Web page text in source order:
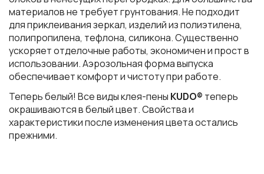
материалов не требует грунтования. Не подходит
для приклеивания зеркал, изделий из полиэтилена,
полипропилена, тефлона, силикона. Существенно
ускоряет отделочные работы, экономичен и прост в
использовании. Аэрозольная форма выпуска
обеспечивает комфорт и чистоту при работе.
Теперь белый! Все виды клея-пены KUDO® теперь
окрашиваются в белый цвет. Свойства и
характеристики после изменения цвета остались
прежними.